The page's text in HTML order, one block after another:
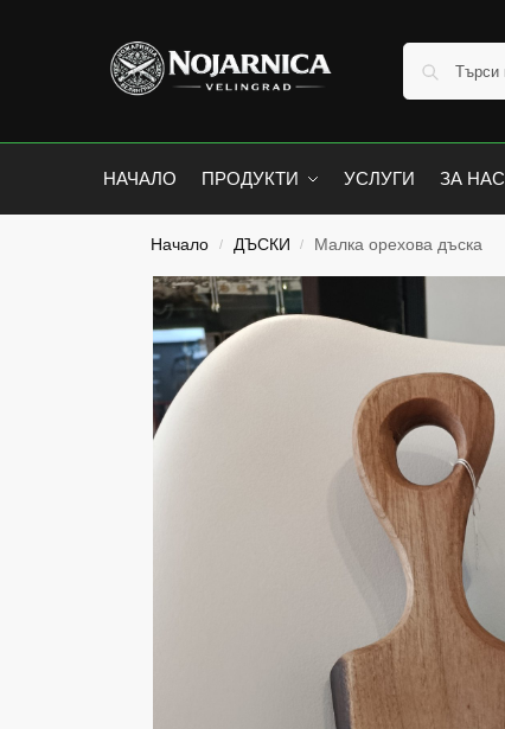
НАЧАЛО ПРОДУКТИ УСЛУГИ ЗА НАС
Начало / ДЪСКИ / Малка орехова дъска